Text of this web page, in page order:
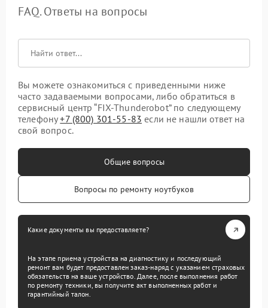
FAQ. Ответы на вопросы
Вы можете ознакомиться с приведенными ниже
часто задаваемыми вопросами, либо обратиться в
сервисный центр “FIX-Thunderobot” по следующему
телефону+7 (800) 301-55-83 если не нашли ответ на
свой вопрос.
Общие вопросы
Вопросы по ремонту ноутбуков
Какие документы вы предоставляете?
На этапе приема устройства на диагностику и последующий
ремонт вам будет предоставлен заказ-наряд с указанием страховых
обязательств на ваше устройство. Далее, после выполнения работ
по ремонту техники, вы получите акт выполненных работ и
гарантийный талон.